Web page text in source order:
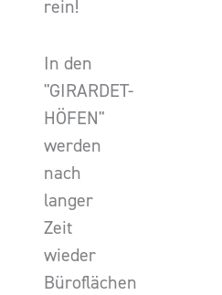
rein!
In den
"GIRARDET-
HÖFEN"
werden
nach
langer
Zeit
wieder
Büroflächen